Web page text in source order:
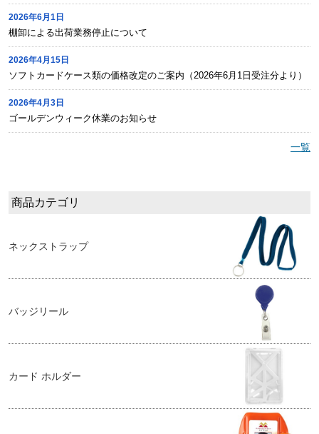
2026年6月1日
棚卸による出荷業務停止について
2026年4月15日
ソフトカードケース類の価格改定のご案内（2026年6月1日受注分より）
2026年4月3日
ゴールデンウィーク休業のお知らせ
一覧
商品カテゴリ
ネックストラップ
バッジリール
カード ホルダー